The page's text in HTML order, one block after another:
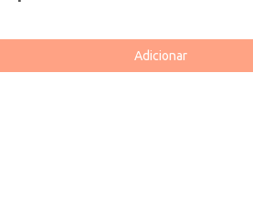
Adicionar